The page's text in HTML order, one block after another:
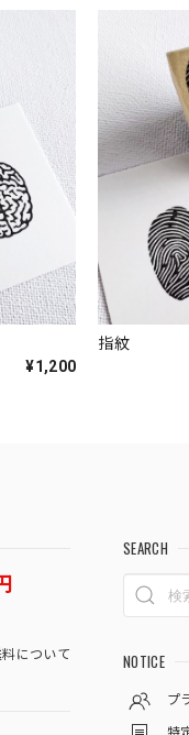
¥1,200
指紋
について
SEARCH
NOTICE
プ